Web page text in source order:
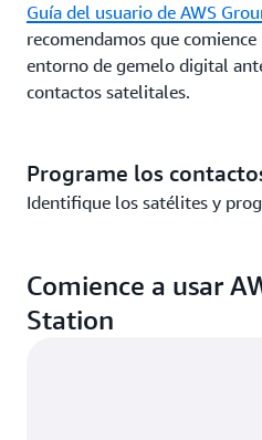
Guía del usuario de AWS
recomendamos que
entorno de gemelo digital
contactos satelitales.
Programe los
Identifique los satélites y
Comience a usar
Station